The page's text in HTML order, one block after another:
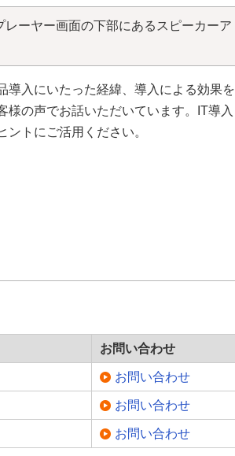
ーヤー画面の下部にあるスピーカーア
導入にいたった経緯、導入による効果を
様の声でお話いただいています。IT導入
ントにご活用ください。
お問い合わせ
お問い合わせ
お問い合わせ
お問い合わせ